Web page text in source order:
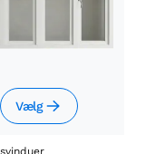
Vælg